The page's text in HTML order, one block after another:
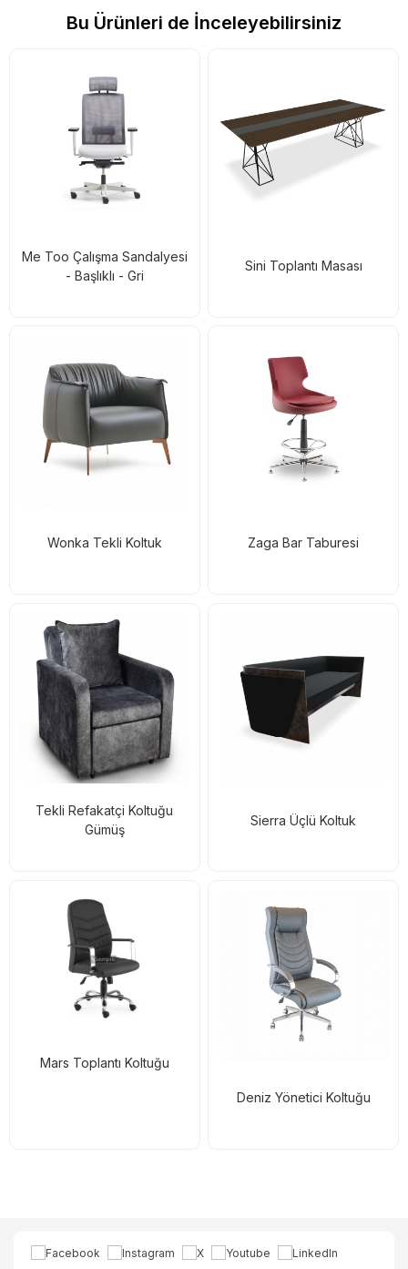
Bu Ürünleri de İnceleyebilirsiniz
Me Too Çalışma Sandalyesi
- Başlıklı - Gri
Sini Toplantı Masası
Wonka Tekli Koltuk Zaga Bar Taburesi
Tekli Refakatçi Koltuğu
Gümüş
Sierra Üçlü Koltuk
Mars Toplantı Koltuğu
Deniz Yönetici Koltuğu